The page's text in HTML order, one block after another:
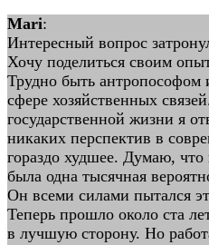
Mari:
Интересный вопрос
Хочу поделиться своим
Трудно быть антропософом
сфере хозяйственных
государственной жизни я
никаких перспектив в
гораздо худшее. Думаю,
была одна тысячная
Он всеми силами пытался
Теперь прошло около ста
в лучшую сторону. Но